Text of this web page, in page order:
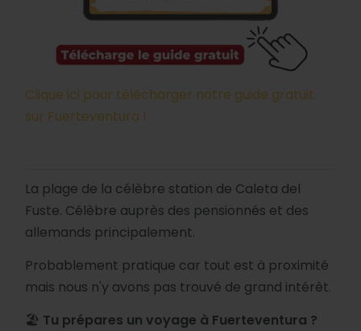
Clique ici pour télécharger notre guide gratuit
sur Fuerteventura !
La plage de la célèbre station de Caleta del
Fuste. Célèbre auprès des pensionnés et des
allemands principalement.
Probablement pratique car tout est à proximité
mais nous n'y avons pas trouvé de grand intérêt.
🏖️ Tu prépares un voyage à Fuerteventura ?